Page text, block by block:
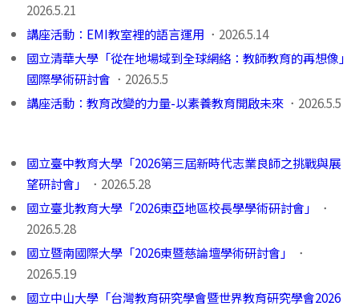
2026.5.21
講座活動：EMI教室裡的語言運用 ．2026.5.14
國立清華大學「從在地場域到全球網絡：教師教育的再想像」
國際學術研討會 ．2026.5.5
講座活動：教育改變的力量-以素養教育開啟未來 ．2026.5.5
國立臺中教育大學「2026第三屆新時代志業良師之挑戰與展
望研討會」
．2026.5.28
國立臺北教育大學「2026東亞地區校長學學術研討會」
．
2026.5.28
國立暨南國際大學「2026東暨慈論壇學術研討會」
．
2026.5.19
國立中山大學「台灣教育研究學會暨世界教育研究學會2026